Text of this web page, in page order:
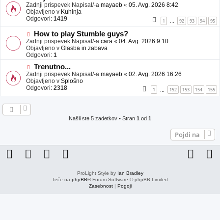
a
v
e
o
v
e
b
a
v
e
Zadnji prispevek Napisal/-a mayaeb « 05. Avg. 2026 8:42
Objavljeno v Kuhinja
Odgovori: 1419 1 92 93 94 95
N
o
v
e
o
b
j
a
v
e
How to play Stumble guys?
Zadnji prispevek Napisal/-a cara « 04. Avg. 2026 9:10
Objavljeno v Glasba in zabava
Odgovori: 1
N
o
v
e
o
Trenutno...
Zadnji prispevek Napisal/-a mayaeb « 02. Avg. 2026 16:26
Objavljeno v Splošno
Odgovori: 2318 1 152 153 154 155
Našli ste 5 zadetkov • Stran 1 od 1
Pojdi na
ProLight Style by Ian Bradley
Teče na phpBB® Forum Software © phpBB Limited
Zasebnost| Pogoji